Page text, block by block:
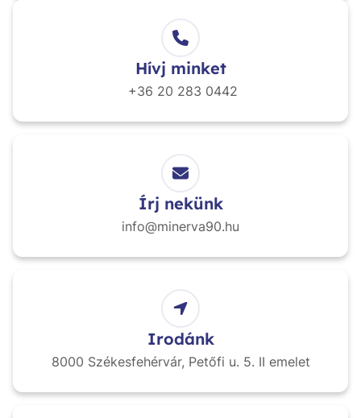
Hívj minket
+36 20 283 0442
Írj nekünk
info@minerva90.hu
Irodánk
8000 Székesfehérvár, Petőfi u. 5. II emelet